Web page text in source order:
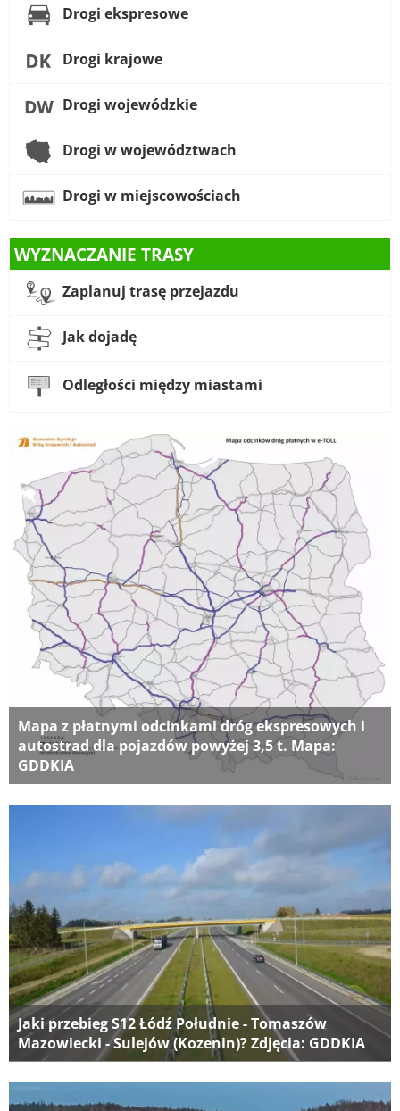
Drogi ekspresowe
Drogi krajowe
Drogi wojewódzkie
Drogi w województwach
Drogi w miejscowościach
WYZNACZANIE TRASY
Zaplanuj trasę przejazdu
Jak dojadę
Odległości między miastami
Mapa z płatnymi odcinkami dróg ekspresowych i
autostrad dla pojazdów powyżej 3,5 t. Mapa:
GDDKIA
Jaki przebieg S12 Łódź Południe - Tomaszów
Mazowiecki - Sulejów (Kozenin)? Zdjęcia: GDDKIA